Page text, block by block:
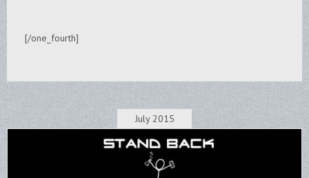
[/one_fourth]
July 2015